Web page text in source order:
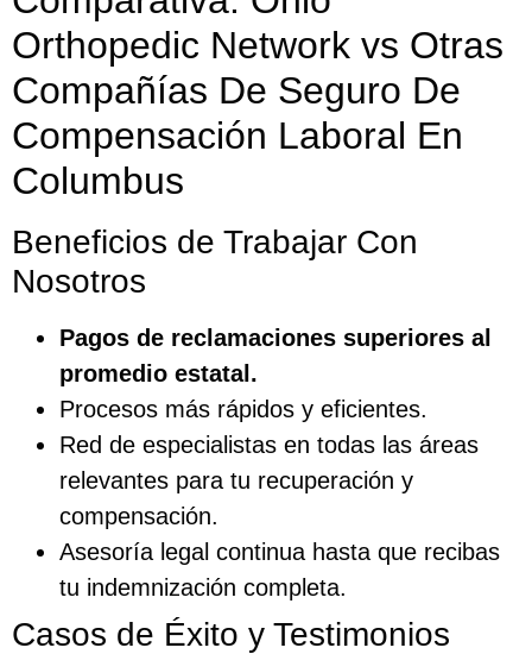
Orthopedic Network vs Otras
Compañías De Seguro De
Compensación Laboral En
Columbus
Beneficios de Trabajar Con
Nosotros
Pagos de reclamaciones superiores al
promedio estatal.
Procesos más rápidos y eficientes.
Red de especialistas en todas las áreas
relevantes para tu recuperación y
compensación.
Asesoría legal continua hasta que recibas
tu indemnización completa.
Casos de Éxito y Testimonios